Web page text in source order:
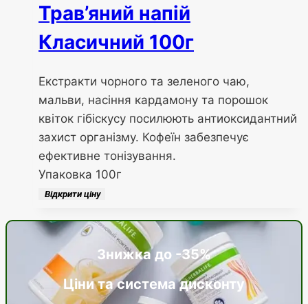
Трав’яний напій
Класичний 100г
Екстракти чорного та зеленого чаю,
мальви, насіння кардамону та порошок
квіток гібіскусу посилюють антиоксидантний
захист організму. Кофеїн забезпечує
ефективне тонізування.
Упаковка 100г
Відкрити ціну
Знижка до -35%
Ціни та система дисконту